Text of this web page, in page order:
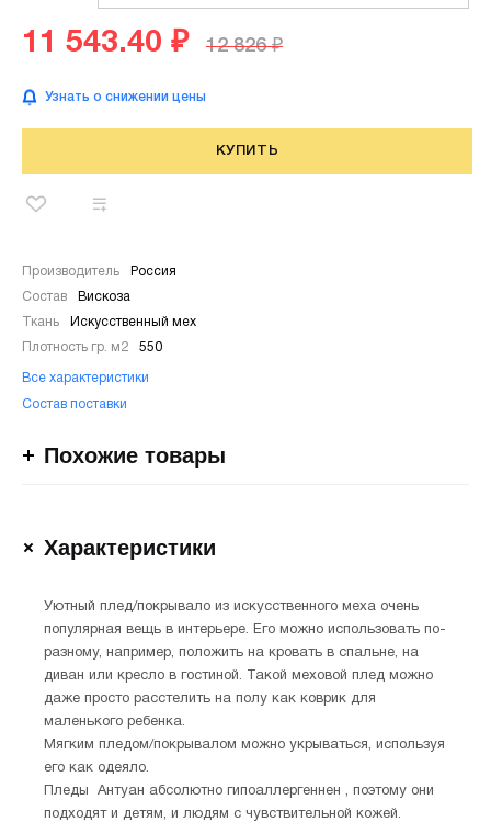
11 543.40 ₽ 12 826 ₽
Узнать о снижении цены
КУПИТЬ
Производитель Россия
Состав Вискоза
Ткань Искусственный мех
Плотность гр. м2 550
Все характеристики
Состав поставки
Похожие товары
Характеристики
Уютный плед/покрывало из искусственного меха очень
популярная вещь в интерьере. Его можно использовать по-
разному, например, положить на кровать в спальне, на
диван или кресло в гостиной. Такой меховой плед можно
даже просто расстелить на полу как коврик для
маленького ребенка.
Мягким пледом/покрывалом можно укрываться, используя
его как одеяло.
Пледы Антуан абсолютно гипоаллергеннен , поэтому они
подходят и детям, и людям с чувствительной кожей.